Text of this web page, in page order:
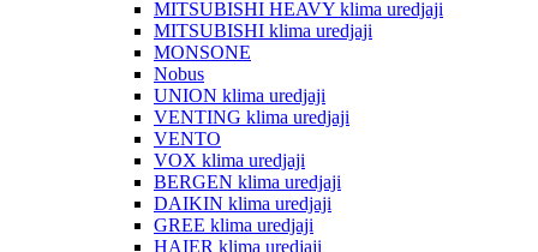
MITSUBISHI HEAVY klima uredjaji
MITSUBISHI klima uredjaji
MONSONE
Nobus
UNION klima uredjaji
VENTING klima uredjaji
VENTO
VOX klima uredjaji
BERGEN klima uredjaji
DAIKIN klima uredjaji
GREE klima uredjaji
HAIER klima uredjaji